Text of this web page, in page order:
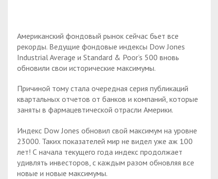
Американский фондовый рынок сейчас бьет все
рекорды. Ведущие фондовые индексы Dow Jones
Industrial Average и Standard & Poor’s 500 вновь
обновили свои исторические максимумы.
Причиной тому стала очередная серия публикаций
квартальных отчетов от банков и компаний, которые
заняты в фармацевтической отрасли Америки.
Индекс Dow Jones обновил свой максимум на уровне
23000. Таких показателей мир не видел уже аж 100
лет! С начала текущего года индекс продолжает
удивлять инвесторов, с каждым разом обновляя все
новые и новые максимумы.